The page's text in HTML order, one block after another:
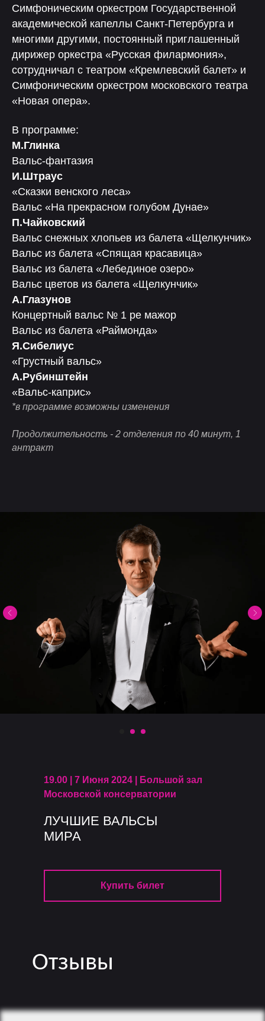
Симфоническим оркестром Государственной
академической капеллы Санкт-Петербурга и
многими другими, постоянный приглашенный
дирижер оркестра «Русская филармония»,
сотрудничал с театром «Кремлевский балет» и
Симфоническим оркестром московского театра
«Новая опера».
В программе:
М.Глинка
Вальс-фантазия
И.Штраус
«Сказки венского леса»
Вальс «На прекрасном голубом Дунае»
П.Чайковский
Вальс снежных хлопьев из балета «Щелкунчик»
Вальс из балета «Спящая красавица»
Вальс из балета «Лебединое озеро»
Вальс цветов из балета «Щелкунчик»
А.Глазунов
Концертный вальс № 1 ре мажор
Вальс из балета «Раймонда»
Я.Сибелиус
«Грустный вальс»
А.Рубинштейн
«Вальс-каприс»
*в программе возможны изменения
Продолжительность - 2 отделения по 40 минут, 1
антракт
ЛУЧШИЕ ВАЛЬСЫ
МИРА
19.00 | 7 Июня 2024 | Большой зал
Московской консерватории
Купить билет
Отзывы